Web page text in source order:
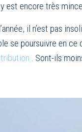
est encore très
il n’est pas
se poursuivre en
. Sont-ils